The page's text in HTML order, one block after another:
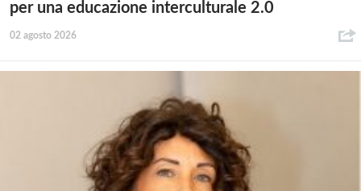
per una educazione interculturale 2.0
02 agosto 2026